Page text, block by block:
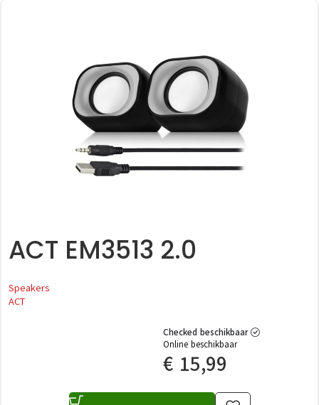
ACT EM3513 2.0
Speakers
ACT
Checked beschikbaar
Online beschikbaar
€ 15,99